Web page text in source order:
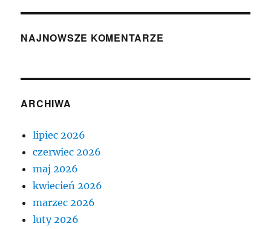
NAJNOWSZE KOMENTARZE
ARCHIWA
lipiec 2026
czerwiec 2026
maj 2026
kwiecień 2026
marzec 2026
luty 2026